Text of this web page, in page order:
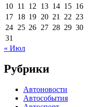
10 11 12 13 14 15 16
17 18 19 20 21 22 23
24 25 26 27 28 29 30
31
« Июл
Рубрики
Автоновости
Автособытия